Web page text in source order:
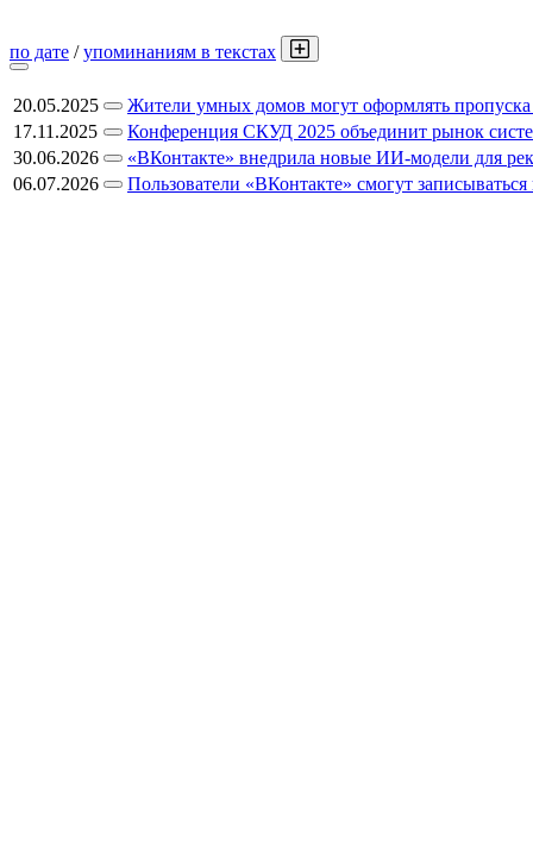
по дате /упоминаниям в текстах
20.05.2025
Жители умных домов могут оформлять
17.11.2025
Конференция СКУД 2025 объединит рынок
30.06.2026
«ВКонтакте» внедрила новые ИИ-модели для
06.07.2026
Пользователи «ВКонтакте» смогут